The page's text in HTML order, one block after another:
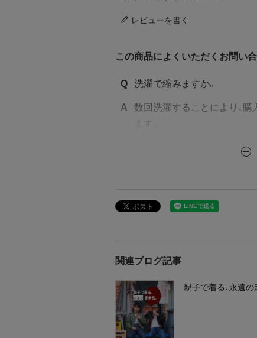
レビューを書く
この商品によくいただくお問い
Q 洗濯で縮みますか。
A
数回洗濯することにより、
ます。
関連ブログ記事
親子で着る、永遠の